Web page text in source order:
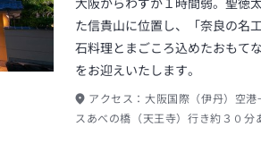
大阪からわずか１時間弱。聖徳
た信貴山に位置し、「奈良の名
石料理とまごころ込めたおもて
をお迎えいたします。
アクセス： 大阪国際（伊丹）空
スあべの橋（天王寺）行き約３０分